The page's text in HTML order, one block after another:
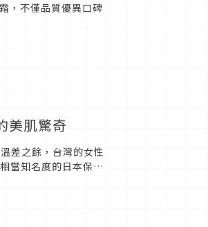
，不僅品質優異口碑
美肌驚奇
差之餘，台灣的女性
當知名度的日本保養